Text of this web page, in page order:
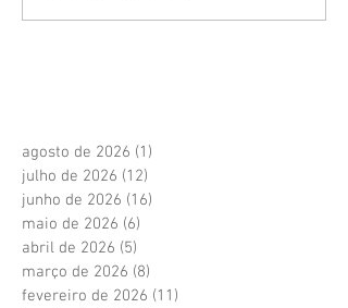
agosto de 2026 (1)
julho de 2026 (12)
junho de 2026 (16)
maio de 2026 (6)
abril de 2026 (5)
março de 2026 (8)
fevereiro de 2026 (11)